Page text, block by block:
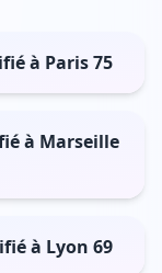
à Paris 75
à Marseille
à Lyon 69